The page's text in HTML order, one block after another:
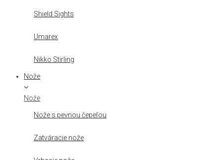
Shield Sights
Umarex
Nikko Stirling
Nože
Nože
Nože s pevnou čepeľou
Zatváracie nože